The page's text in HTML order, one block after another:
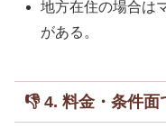
地方在住の場合は
がある。
👎 4. 料金・条件面